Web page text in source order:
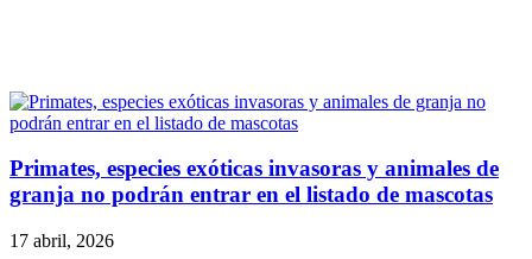
Primates, especies exóticas invasoras y animales de
granja no podrán entrar en el listado de mascotas
17 abril, 2026